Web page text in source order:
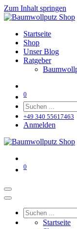
Zum Inhalt springen
Startseite
Shop
Unser Blog
Ratgeber
0
+49 340 55617463
Anmelden
0
Startseite